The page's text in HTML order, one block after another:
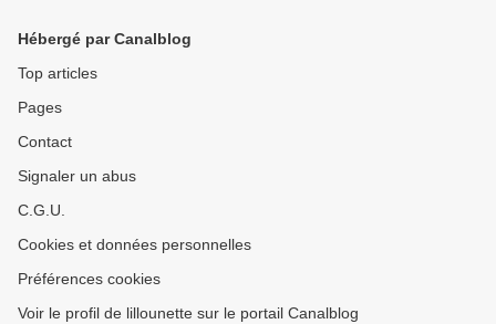
Hébergé par Canalblog
Top articles
Pages
Contact
Signaler un abus
C.G.U.
Cookies et données personnelles
Préférences cookies
Voir le profil de lillounette sur le portail Canalblog